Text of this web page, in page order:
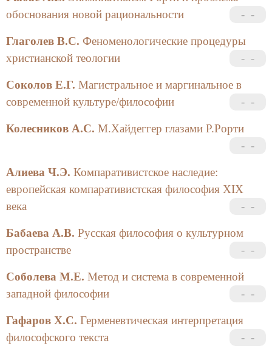
обоснования новой рациональности
Глаголев В.С. Феноменологические процедуры
христианской теологии
Соколов Е.Г. Магистральное и маргинальное в
современной культуре/философии
Колесников А.С. М.Хайдеггер глазами Р.Рорти
Алиева Ч.Э. Компаративистское наследие:
европейская компаративистская философия XIX
века
Бабаева А.В. Русская философия о культурном
пространстве
Соболева М.Е. Метод и система в современной
западной философии
Гафаров Х.С. Герменевтическая интерпретация
философского текста